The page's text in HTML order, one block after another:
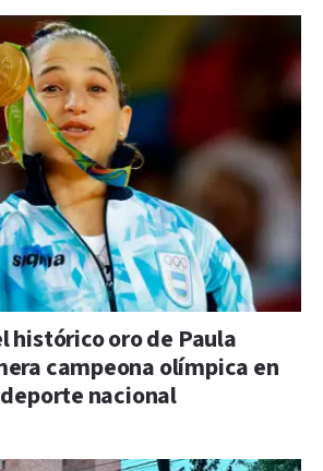
histórico oro de Paula
campeona olímpica en
nacional